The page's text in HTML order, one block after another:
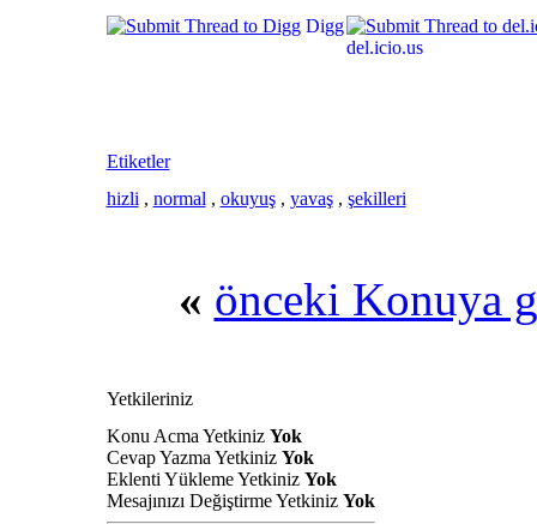
Digg
del.icio.us
Etiketler
hizli , normal , okuyuş , yavaş , şekilleri
« önceki Konuya
Yetkileriniz
Konu Acma Yetkiniz Yok
Cevap Yazma Yetkiniz Yok
Eklenti Yükleme Yetkiniz Yok
Mesajınızı Değiştirme Yetkiniz Yok